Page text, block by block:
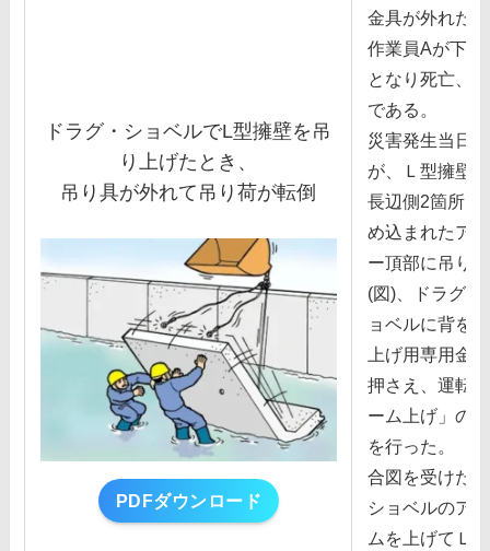
ドラグ・ショベルでL型擁壁を吊
り上げたとき、
吊り具が外れて吊り荷が転倒
PDFダウンロード
⾦具が外れた
作業員Aが下敷
となり死亡、
である。
災害発⽣当⽇
が、Ｌ型擁壁の
⻑辺側2箇所お
め込まれたア
ー頂部に吊り
(図)、ドラグ・
ョベルに背を
上げ⽤専⽤⾦
押さえ、運転
ーム上げ」の
を⾏った。
合図を受けた
ショベルのアー
ムを上げてＬ